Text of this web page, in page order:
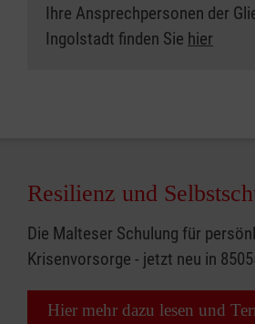
Ihre Ansprechpersonen der
Ingolstadt finden Sie hier
Resilienz und
Die Malteser Schulung für
Krisenvorsorge - jetzt neu in
Hier mehr dazu lesen und